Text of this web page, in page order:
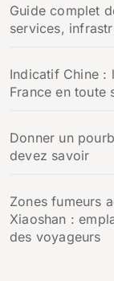
Guide complet
services,
Indicatif Chine :
France en toute
Donner un
devez savoir
Zones fumeurs
Xiaoshan :
des voyageurs